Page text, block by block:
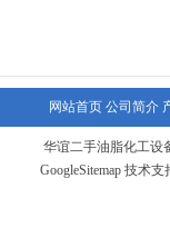
网站首页 公司简介
华谊二手油脂化工设
GoogleSitemap 技术支